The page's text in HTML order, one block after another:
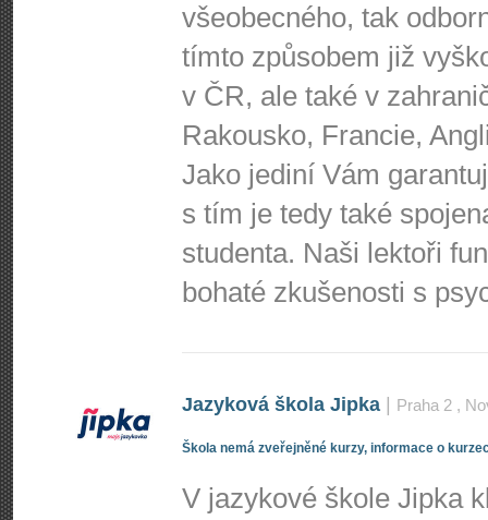
všeobecného, tak
tímto způsobem již
v ČR, ale také v
Rakousko, Francie,
Jako jediní Vám
s tím je tedy také
studenta. Naši lektoři
bohaté zkušenosti s
Jazyková škola Jipka Praha 2 ,
Škola nemá zveřejněné kurzy, informace o
V jazykové škole Jipka